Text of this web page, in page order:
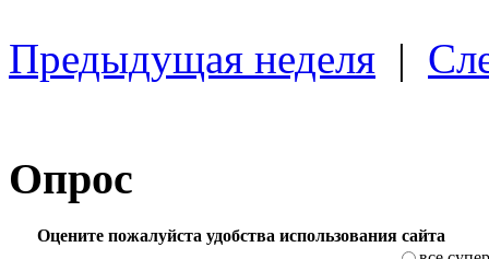
Предыдущая неделя |
Опрос
Оцените пожалуйста удобства использования сайта